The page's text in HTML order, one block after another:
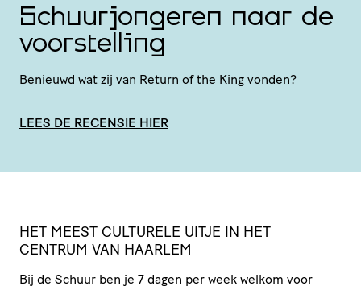
Schuurjongeren naar de
voorstelling
Benieuwd wat zij van Return of the King vonden?
LEES DE RECENSIE HIER
HET MEEST CULTURELE UITJE IN HET
CENTRUM VAN HAARLEM
Bij de Schuur ben je 7 dagen per week welkom voor